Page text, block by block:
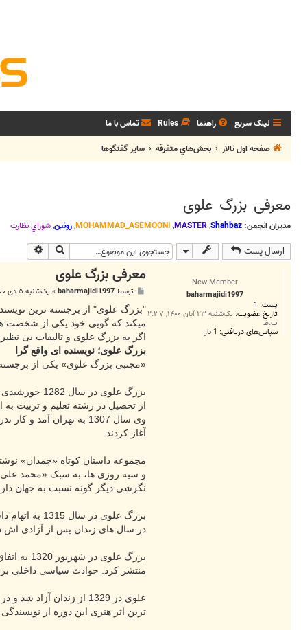
لینک سریع راهنما Rules تماس با ما
صفحه اول تالار
بخش‌‌هاي متفرقه ساير گفتگوها
معرفی بزرگ علوی
مدیران انجمن: Shahbaz
,
MASTER
,
MOHAMMAD_ASEMOONI
,رونین,شوراي نظارت
ارسال پست جستجو
New Member
baharmajidi1997
پست: 1
تاریخ عضویت: یک‌شنبه ۲۳ آبان ۱۴۰۰, ۲:۳۷
ب.ظ
سپاس‌های دریافتی: 1 بار
معرفی بزرگ علوی
ت
توسطbaharmajidi1997
» یک‌شنبه ۵ دی ۱۴۰۰, ۲:۱۸ ب.ظ
"بزرگ علوی" از برجسته ترین
میکند که گویی خود یکی از شخصت
اگر به بزرگ علوی و تالیفات بی
بزرگ علوی؛ نویسنده ای واقع گرا
«مجتبی بزرگ علوی» یکی از برجسته
بزرگ علوی
از تحصیل در رشته تعلیم و تربیت
وی سال 1307 به
آغاز کردند.
و سیه روزی ها، به سبک «محمد علی
نگرشی دیگر گونه نسبت به جهان
در سال های زندان پس از آزادی
منتشر کرد. حوادث سیاسی داخلی بزرگ علوی را بار دیگر در سال
علوی در 1329 از
ترین اثر هنری این دوره از نویسندگی خود